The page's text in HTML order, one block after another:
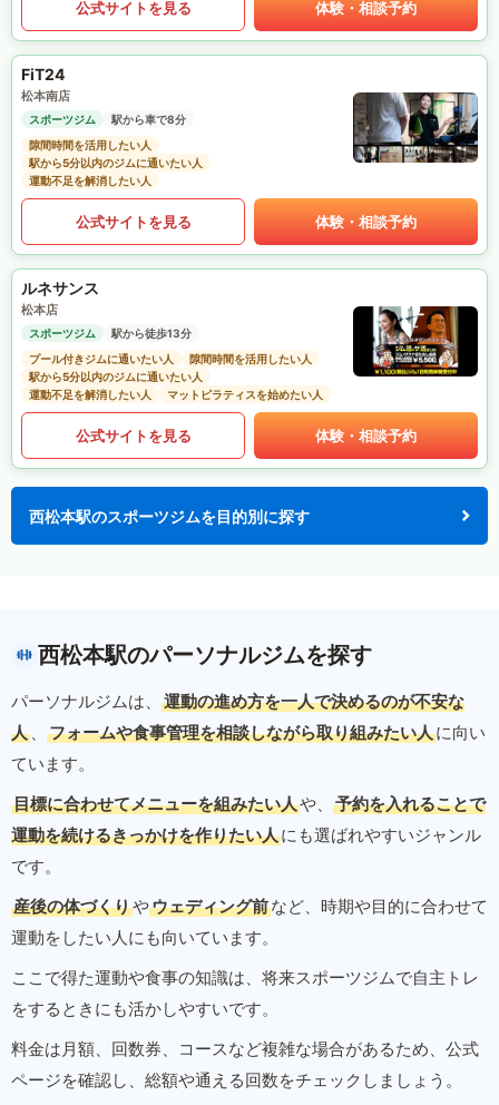
公式サイトを見る 体験・相談予約
FiT24
松本南店
スポーツジム
駅から車で8分
隙間時間を活用したい人
駅から5分以内のジムに通いたい人
運動不足を解消したい人
公式サイトを見る 体験・相談予約
ルネサンス
松本店
スポーツジム
駅から徒歩13分
プール付きジムに通いたい人
隙間時間を活用したい人
駅から5分以内のジムに通いたい人
運動不足を解消したい人
マットピラティスを始めたい人
公式サイトを見る 体験・相談予約
西松本駅のスポーツジムを目的別に探す
西松本駅のパーソナルジムを探す
パーソナルジムは、
運動の進め方を一人で決めるのが不安な
人 、 フォームや食事管理を相談しながら取り組みたい人に向い
ています。
目標に合わせてメニューを組みたい人や、
予約を入れることで
運動を続けるきっかけを作りたい人にも選ばれやすいジャンル
です。
産後の体づくりやウェディング前など、時期や目的に合わせて
運動をしたい人にも向いています。
ここで得た運動や食事の知識は、将来スポーツジムで自主トレ
をするときにも活かしやすいです。
料金は月額、回数券、コースなど複雑な場合があるため、公式
ページを確認し、総額や通える回数をチェックしましょう。